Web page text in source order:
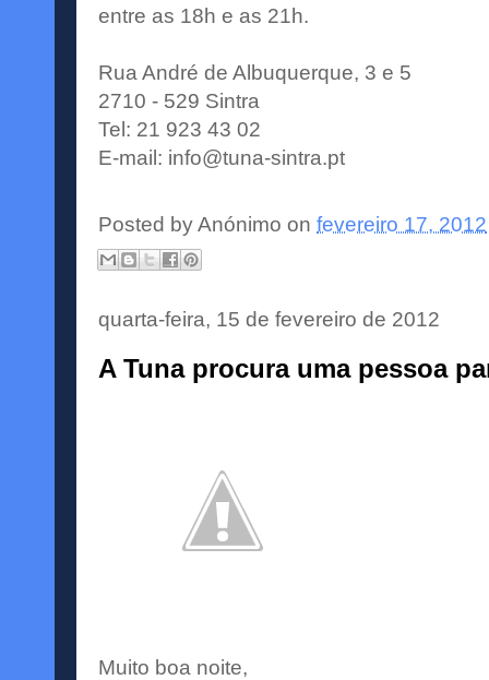
entre as 18h e as 21h.
Rua André de Albuquerque, 3 e 5
2710 - 529 Sintra
Tel: 21 923 43 02
E-mail: info@tuna-sintra.pt
Posted byAnónimo on fevereiro 17, 2012
quarta-feira, 15 de fevereiro de 2012
A Tuna procura uma pessoa
Muito boa noite,